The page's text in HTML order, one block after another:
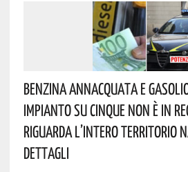
Benzina Annacquata E
Impianto Su Cinque Non È In
Riguarda L’intero Territorio
Dettagli